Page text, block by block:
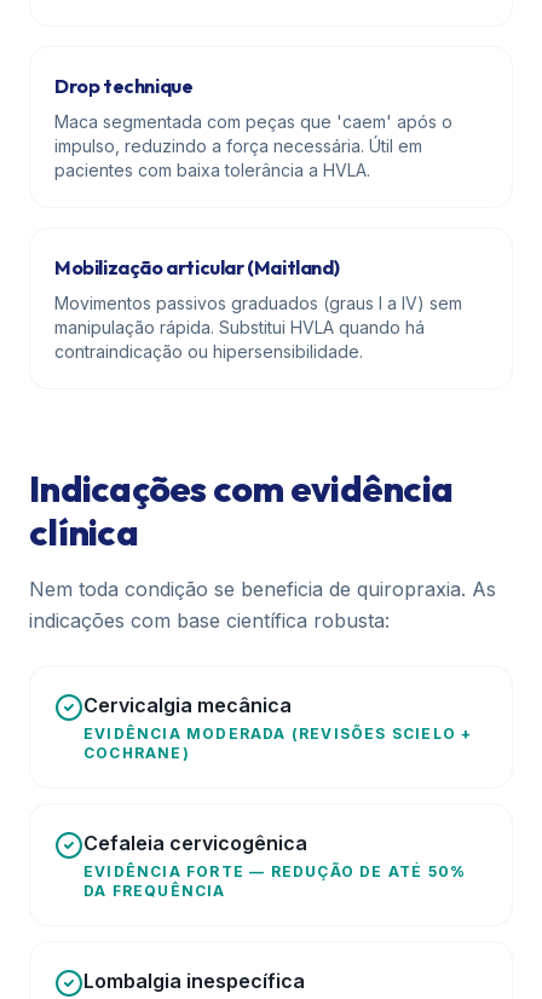
Drop technique
Maca segmentada com peças que 'caem' após o
impulso, reduzindo a força necessária. Útil em
pacientes com baixa tolerância a HVLA.
Mobilização articular (Maitland)
Movimentos passivos graduados (graus I a IV) sem
manipulação rápida. Substitui HVLA quando há
contraindicação ou hipersensibilidade.
Indicações com evidência
clínica
Nem toda condição se beneficia de quiropraxia. As
indicações com base científica robusta:
Cervicalgia mecânica
EVIDÊNCIA MODERADA (REVISÕES SCIELO +
COCHRANE)
Cefaleia cervicogênica
EVIDÊNCIA FORTE — REDUÇÃO DE ATÉ 50%
DA FREQUÊNCIA
Lombalgia inespecífica